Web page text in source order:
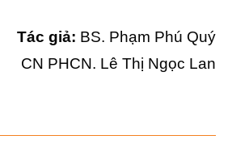
Tác giả: BS. Phạm Phú Quý
CN PHCN. Lê Thị Ngọc Lan